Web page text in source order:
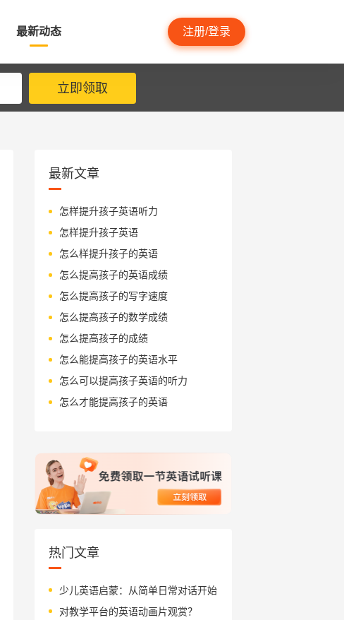
最新动态 注册/登录
立即领取
最新文章
怎样提升孩子英语听力
怎样提升孩子英语
怎么样提升孩子的英语
怎么提高孩子的英语成绩
怎么提高孩子的写字速度
怎么提高孩子的数学成绩
怎么提高孩子的成绩
怎么能提高孩子的英语水平
怎么可以提高孩子英语的听力
怎么才能提高孩子的英语
热门文章
少儿英语启蒙：从简单日常对话开始
对教学平台的英语动画片观赏？